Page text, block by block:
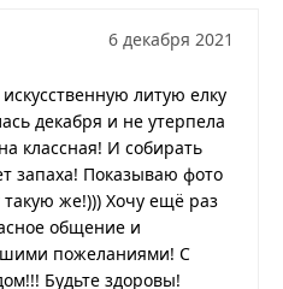
6 декабря 2021
литую елку
декабря и не утерпела
классная! И собирать
запаха! Показываю фото
такую же!))) Хочу ещё раз
общение и
пожеланиями! С
Будьте здоровы!